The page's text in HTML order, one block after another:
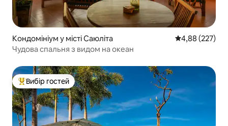
Кондомініум у місті Саюліта Середня
4,88 (227)
Чудова спальня з видом на океан
Топ вибір гостей
Вибір гостей